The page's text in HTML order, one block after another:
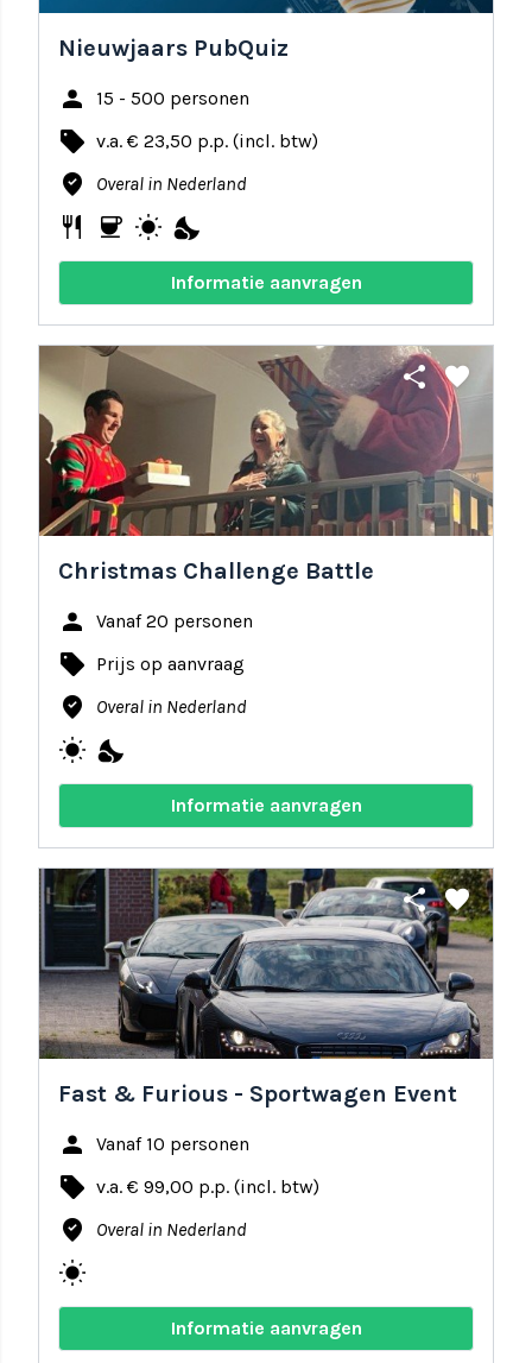
Nieuwjaars PubQuiz
person 15 - 500 personen
local_offer v.a. € 23,50 p.p. (incl. btw)
where_to_vote Overal in Nederland
restaurant coffee wb_sunny nights_stay
Informatie aanvragen
share favorite
Christmas Challenge Battle
person Vanaf 20 personen
local_offer Prijs op aanvraag
where_to_vote Overal in Nederland
wb_sunny nights_stay
Informatie aanvragen
share favorite
Fast & Furious - Sportwagen Event
person Vanaf 10 personen
local_offer v.a. € 99,00 p.p. (incl. btw)
where_to_vote Overal in Nederland
wb_sunny
Informatie aanvragen